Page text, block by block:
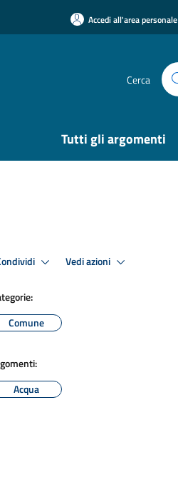
Accedi all'area personale
Cerca
Tutti gli argomenti
Vedi azioni
Comune
Acqua